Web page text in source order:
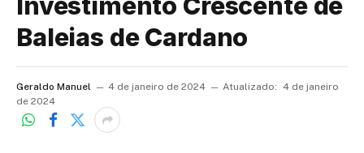
Baleias de Cardano
Geraldo Manuel 4 de janeiro de 2024 Atualizado:
4 de janeiro
de 2024